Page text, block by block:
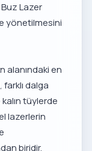
Lazer
yönetilmesini
alanındaki en
dalga
tüylerde
lazerlerin
biridir.